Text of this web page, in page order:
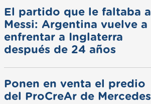
El partido que le faltaba a
Messi: Argentina vuelve a
enfrentar a Inglaterra
después de 24 años
Ponen en venta el predio
del ProCreAr de Mercedes